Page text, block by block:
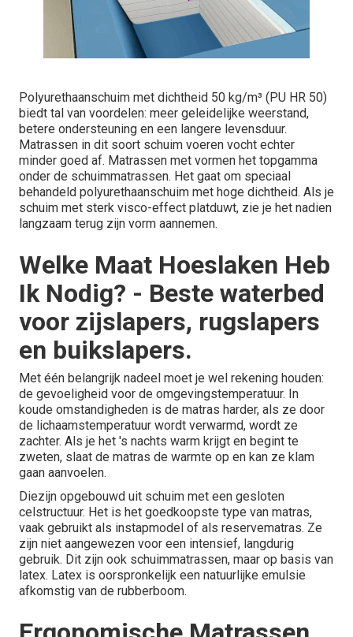
Polyurethaanschuim met dichtheid 50 kg/m³ (PU HR 50)
biedt tal van voordelen: meer geleidelijke weerstand,
betere ondersteuning en een langere levensduur.
Matrassen in dit soort schuim voeren vocht echter
minder goed af. Matrassen met vormen het topgamma
onder de schuimmatrassen. Het gaat om speciaal
behandeld polyurethaanschuim met hoge dichtheid. Als je
schuim met sterk visco-effect platduwt, zie je het nadien
langzaam terug zijn vorm aannemen.
Welke Maat Hoeslaken Heb
Ik Nodig? - Beste waterbed
voor zijslapers, rugslapers
en buikslapers.
Met één belangrijk nadeel moet je wel rekening houden:
de gevoeligheid voor de omgevingstemperatuur. In
koude omstandigheden is de matras harder, als ze door
de lichaamstemperatuur wordt verwarmd, wordt ze
zachter. Als je het 's nachts warm krijgt en begint te
zweten, slaat de matras de warmte op en kan ze klam
gaan aanvoelen.
Diezijn opgebouwd uit schuim met een gesloten
celstructuur. Het is het goedkoopste type van matras,
vaak gebruikt als instapmodel of als reservematras. Ze
zijn niet aangewezen voor een intensief, langdurig
gebruik. Dit zijn ook schuimmatrassen, maar op basis van
latex. Latex is oorspronkelijk een natuurlijke emulsie
afkomstig van de rubberboom.